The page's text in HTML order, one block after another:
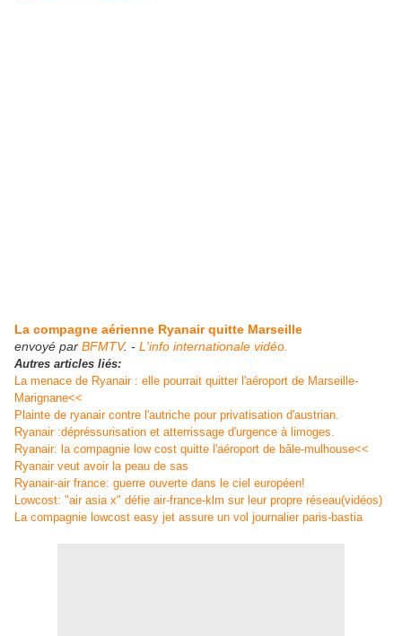
La compagne aérienne Ryanair quitte Marseille
envoyé par BFMTV. - L'info internationale vidéo.
Autres articles liés:
La menace de Ryanair : elle pourrait quitter l'aéroport de Marseille-
Marignane<<
Plainte de ryanair contre l'autriche pour privatisation d'austrian.
Ryanair :dépréssurisation et atterrissage d'urgence à limoges.
Ryanair: la compagnie low cost quitte l'aéroport de bâle-mulhouse<<
Ryanair veut avoir la peau de sas
Ryanair-air france: guerre ouverte dans le ciel européen!
Lowcost: "air asia x" défie air-france-klm sur leur propre réseau(vidéos)
La compagnie lowcost easy jet assure un vol journalier paris-bastia